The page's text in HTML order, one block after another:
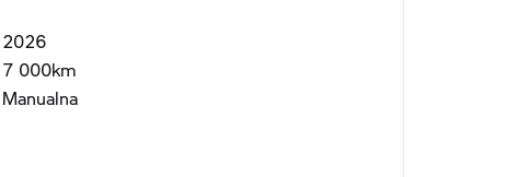
2026
7 000km
Manualna